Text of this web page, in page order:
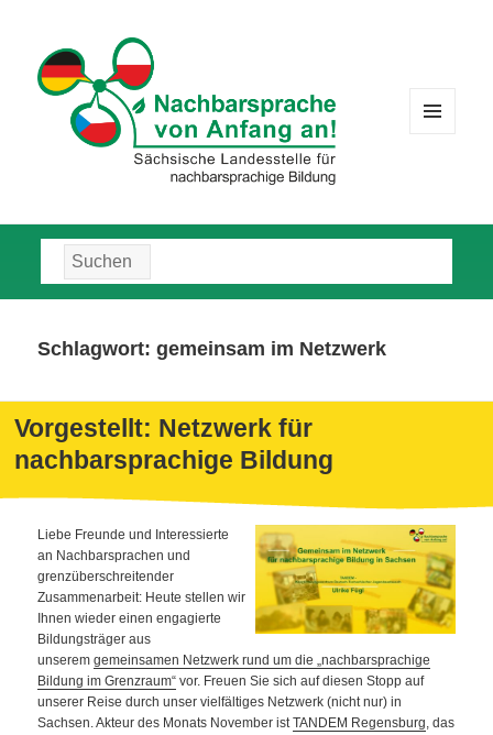
Suche
nach:
Schlagwort:gemeinsam im Netzwerk
Vorgestellt: Netzwerk für
nachbarsprachige Bildung
Liebe Freunde und Interessierte
an Nachbarsprachen und
grenzüberschreitender
Zusammenarbeit: Heute stellen wir
Ihnen wieder einen engagierte
Bildungsträger aus
unseremgemeinsamen Netzwerk rund um die „nachbarsprachige
Bildung im Grenzraum“ vor. Freuen Sie sich auf diesen Stopp auf
unserer Reise durch unser vielfältiges Netzwerk (nicht nur) in
Sachsen. Akteur des Monats November istTANDEM Regensburg, das